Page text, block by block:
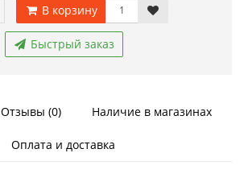
В корзину
Быстрый заказ
Отзывы (0) Наличие в магазинах
Оплата и доставка